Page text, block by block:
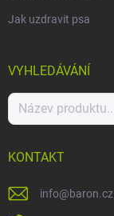
Jak uzdravit psa
VYHLEDÁVÁNÍ
KONTAKT
info@baron.cz